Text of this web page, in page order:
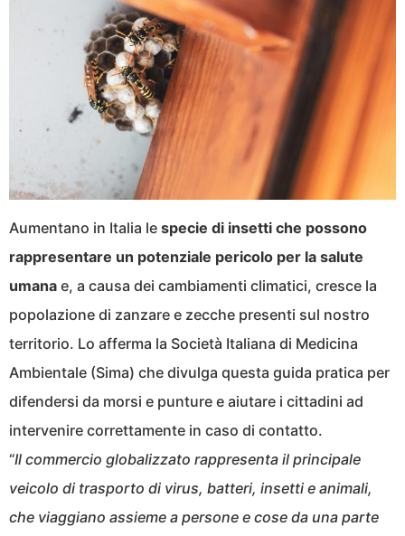
Aumentano in Italia le specie di insetti che possono
rappresentare un potenziale pericolo per la salute
umana e, a causa dei cambiamenti climatici, cresce la
popolazione di zanzare e zecche presenti sul nostro
territorio. Lo afferma la Società Italiana di Medicina
Ambientale (Sima) che divulga questa guida pratica per
difendersi da morsi e punture e aiutare i cittadini ad
intervenire correttamente in caso di contatto.
“Il commercio globalizzato rappresenta il principale
veicolo di trasporto di virus, batteri, insetti e animali,
che viaggiano assieme a persone e cose da una parte